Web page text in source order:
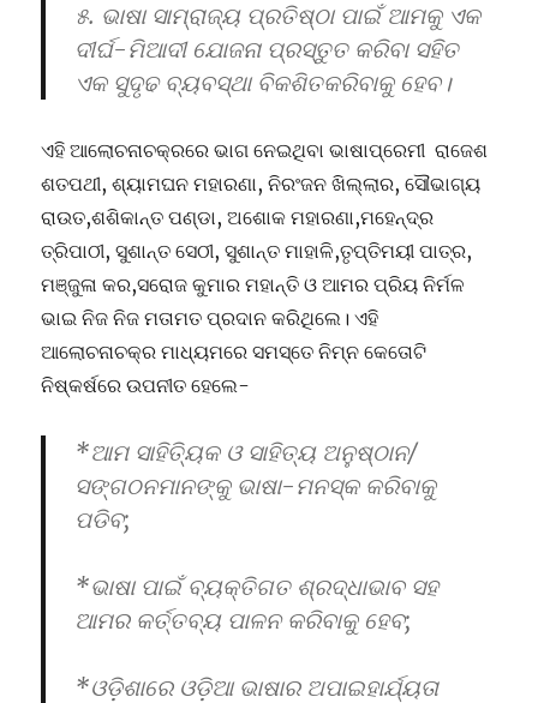
୫. ଭାଷା ସାମ୍ରାଜ୍ୟ ପ୍ରତିଷ୍ଠା ପାଇଁ ଆମକୁ ଏକ
ଦୀର୍ଘ-ମିଆଦୀ ଯୋଜନା ପ୍ରସ୍ତୁତ କରିବା ସହିତ
ଏକ ସୁଦୃଢ ବ୍ୟବସ୍ଥା ବିକଶିତକରିବାକୁ ହେବ।
ଏହି ଆଲୋଚନାଚକ୍ରରେ ଭାଗ ନେଇଥିବା ଭାଷାପ୍ରେମୀ ରାଜେଶ
ଶତପଥୀ, ଶ୍ୟାମଘନ ମହାରଣା, ନିରଂଜନ ଖିଲ୍ଲାର, ସୌଭାଗ୍ୟ
ରାଉତ,ଶଶିକାନ୍ତ ପଣ୍ଡା, ଅଶୋକ ମହାରଣା,ମହେନ୍ଦ୍ର
ତ୍ରିପାଠୀ, ସୁଶାନ୍ତ ସେଠୀ, ସୁଶାନ୍ତ ମାହାଳି,ତୃପ୍ତିମୟୀ ପାତ୍ର,
ମଞ୍ଜୁଳା କର,ସରୋଜ କୁମାର ମହାନ୍ତି ଓ ଆମର ପ୍ରିୟ ନିର୍ମଳ
ଭାଇ ନିଜ ନିଜ ମତାମତ ପ୍ରଦାନ କରିଥିଲେ। ଏହି
ଆଲୋଚନାଚକ୍ର ମାଧ୍ୟମରେ ସମସ୍ତେ ନିମ୍ନ କେତୋଟି
ନିଷ୍କର୍ଷରେ ଉପନୀତ ହେଲେ-
*ଆମ ସାହିତ୍ୟିକ ଓ ସାହିତ୍ୟ ଅନୁଷ୍ଠାନ/
ସଙ୍ଗଠନମାନଙ୍କୁ ଭାଷା-ମନସ୍କ କରିବାକୁ
ପଡିବ;
*ଭାଷା ପାଇଁ ବ୍ୟକ୍ତିଗତ ଶ୍ରଦ୍ଧାଭାବ ସହ
ଆମର କର୍ତ୍ତବ୍ୟ ପାଳନ କରିବାକୁ ହେବ;
*ଓଡ଼ିଶାରେ ଓଡ଼ିଆ ଭାଷାର ଅପାଇହାର୍ଯ୍ୟତା